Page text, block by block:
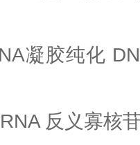
凝胶纯化
反义寡核